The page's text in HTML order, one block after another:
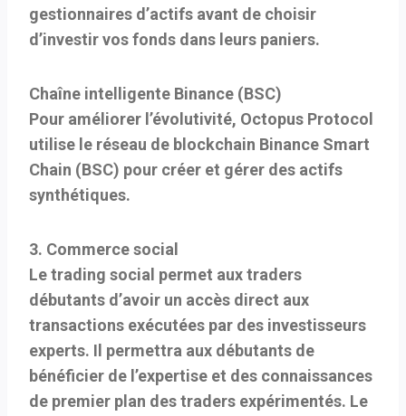
gestionnaires d’actifs avant de choisir
d’investir vos fonds dans leurs paniers.
Chaîne intelligente Binance (BSC)
Pour améliorer l’évolutivité, Octopus Protocol
utilise le réseau de blockchain Binance Smart
Chain (BSC) pour créer et gérer des actifs
synthétiques.
3. Commerce social
Le trading social permet aux traders
débutants d’avoir un accès direct aux
transactions exécutées par des investisseurs
experts. Il permettra aux débutants de
bénéficier de l’expertise et des connaissances
de premier plan des traders expérimentés. Le